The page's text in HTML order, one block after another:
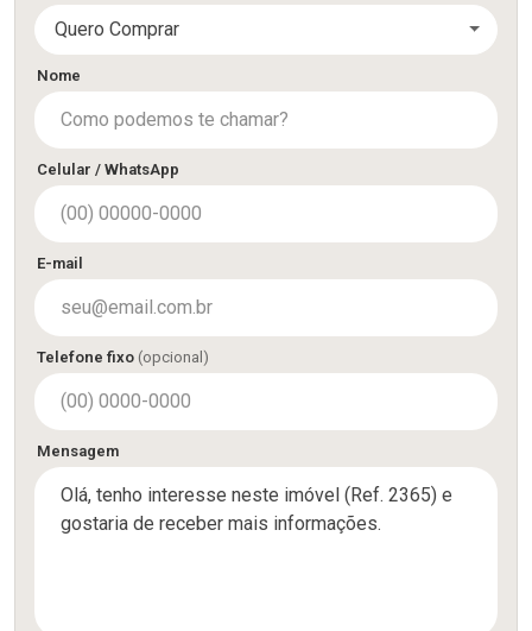
Quero Comprar
Nome
Celular / WhatsApp
E-mail
Telefone fixo (opcional)
Mensagem